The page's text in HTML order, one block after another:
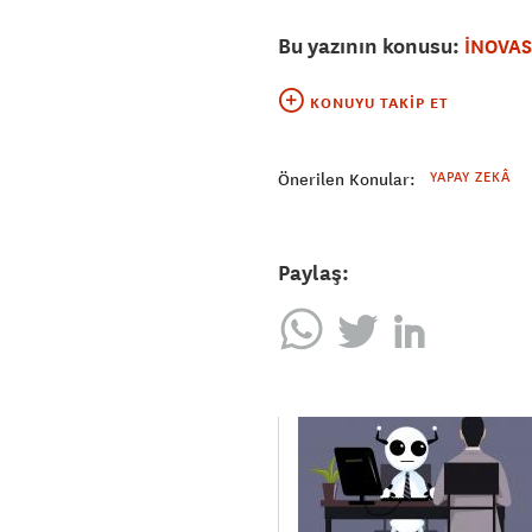
Bu yazının konusu:
KONUYU TAKIP ET
Önerilen Konular: YAPAY ZEKÂ
Paylaş: